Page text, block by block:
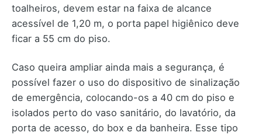
toalheiros, devem estar na faixa de alcance
acessível de 1,20 m, o porta papel higiênico deve
ficar a 55 cm do piso.
Caso queira ampliar ainda mais a segurança, é
possível fazer o uso do dispositivo de sinalização
de emergência, colocando-os a 40 cm do piso e
isolados perto do vaso sanitário, do lavatório, da
porta de acesso, do box e da banheira. Esse tipo